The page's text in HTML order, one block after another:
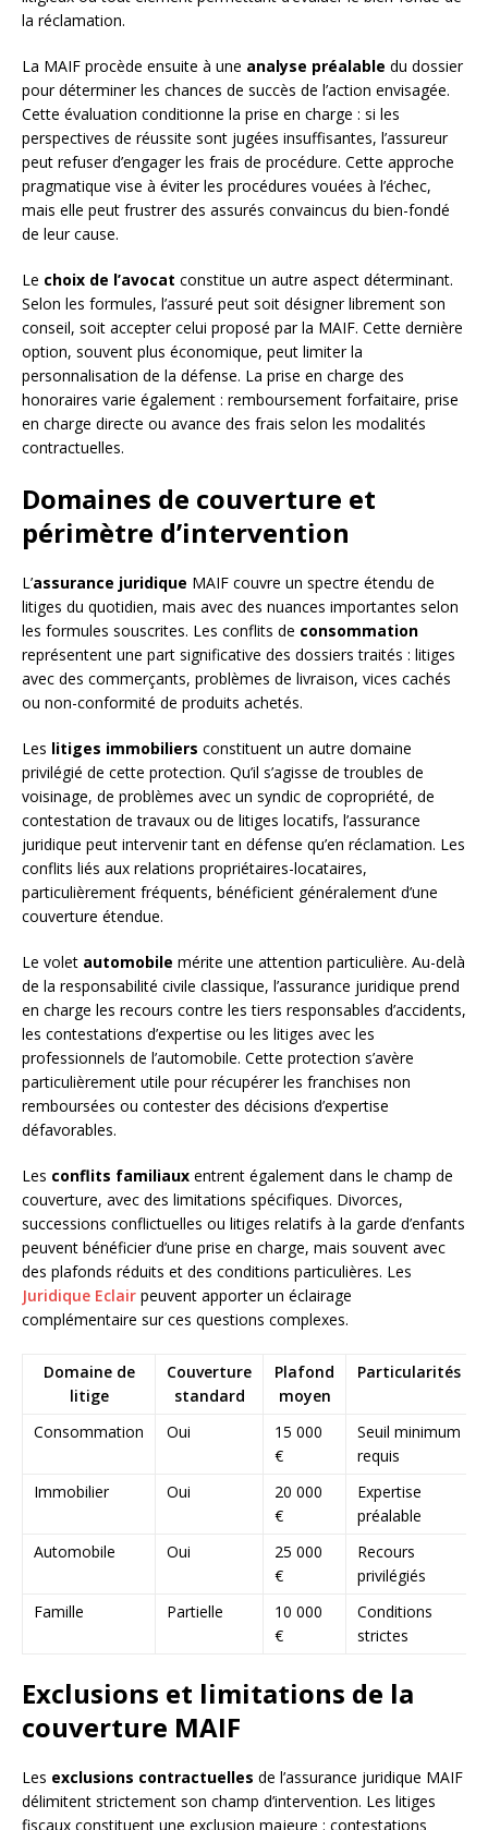
la réclamation.
La MAIF procède ensuite à une analyse préalable du dossier
pour déterminer les chances de succès de l’action envisagée.
Cette évaluation conditionne la prise en charge : si les
perspectives de réussite sont jugées insuffisantes, l’assureur
peut refuser d’engager les frais de procédure. Cette approche
pragmatique vise à éviter les procédures vouées à l’échec,
mais elle peut frustrer des assurés convaincus du bien-fondé
de leur cause.
Le choix de l’avocat constitue un autre aspect déterminant.
Selon les formules, l’assuré peut soit désigner librement son
conseil, soit accepter celui proposé par la MAIF. Cette dernière
option, souvent plus économique, peut limiter la
personnalisation de la défense. La prise en charge des
honoraires varie également : remboursement forfaitaire, prise
en charge directe ou avance des frais selon les modalités
contractuelles.
Domaines de couverture et
périmètre d’intervention
L’assurance juridique MAIF couvre un spectre étendu de
litiges du quotidien, mais avec des nuances importantes selon
les formules souscrites. Les conflits de consommation
représentent une part significative des dossiers traités : litiges
avec des commerçants, problèmes de livraison, vices cachés
ou non-conformité de produits achetés.
Les litiges immobiliers constituent un autre domaine
privilégié de cette protection. Qu’il s’agisse de troubles de
voisinage, de problèmes avec un syndic de copropriété, de
contestation de travaux ou de litiges locatifs, l’assurance
juridique peut intervenir tant en défense qu’en réclamation. Les
conflits liés aux relations propriétaires-locataires,
particulièrement fréquents, bénéficient généralement d’une
couverture étendue.
Le volet automobile mérite une attention particulière. Au-delà
de la responsabilité civile classique, l’assurance juridique prend
en charge les recours contre les tiers responsables d’accidents,
les contestations d’expertise ou les litiges avec les
professionnels de l’automobile. Cette protection s’avère
particulièrement utile pour récupérer les franchises non
remboursées ou contester des décisions d’expertise
défavorables.
Les conflits familiaux entrent également dans le champ de
couverture, avec des limitations spécifiques. Divorces,
successions conflictuelles ou litiges relatifs à la garde d’enfants
peuvent bénéficier d’une prise en charge, mais souvent avec
des plafonds réduits et des conditions particulières. Les
Juridique Eclair peuvent apporter un éclairage
complémentaire sur ces questions complexes.
Domaine de
litige
Couverture
standard
Plafond
moyen
Particularités
Consommation Oui
15 000
€
Seuil minimum
requis
Immobilier
Oui
20 000
€
Expertise
préalable
Automobile
Oui
25 000
€
Recours
privilégiés
Famille
Partielle
10 000
€
Conditions
strictes
Exclusions et limitations de la
couverture MAIF
Les exclusions contractuelles de l’assurance juridique MAIF
délimitent strictement son champ d’intervention. Les litiges
fiscaux constituent une exclusion majeure : contestations